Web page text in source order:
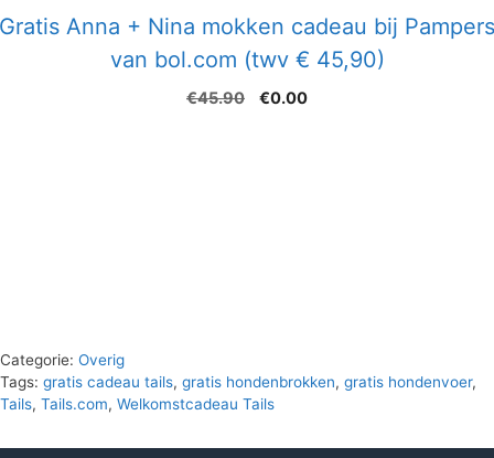
Gratis Anna + Nina mokken cadeau bij Pampers
van bol.com (twv € 45,90)
€45.90
Oorspronkelijke
€0.00Huidige
Categorie: Overig
Tags: gratis cadeau tails, gratis hondenbrokken, gratis hondenvoer,
Tails, Tails.com, Welkomstcadeau Tails